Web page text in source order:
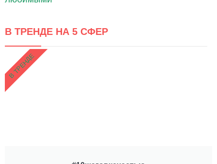
В ТРЕНДЕ НА 5 СФЕР
В ТРЕНДЕ